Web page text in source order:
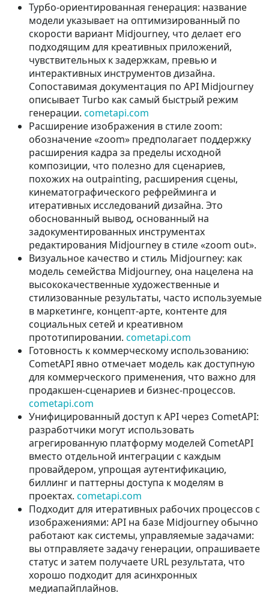
Турбо-ориентированная генерация: название
модели указывает на оптимизированный по
скорости вариант Midjourney, что делает его
подходящим для креативных приложений,
чувствительных к задержкам, превью и
интерактивных инструментов дизайна.
Сопоставимая документация по API Midjourney
описывает Turbo как самый быстрый режим
генерации. cometapi.com
Расширение изображения в стиле zoom:
обозначение «zoom» предполагает поддержку
расширения кадра за пределы исходной
композиции, что полезно для сценариев,
похожих на outpainting, расширения сцены,
кинематографического рефрейминга и
итеративных исследований дизайна. Это
обоснованный вывод, основанный на
задокументированных инструментах
редактирования Midjourney в стиле «zoom out».
Визуальное качество и стиль Midjourney: как
модель семейства Midjourney, она нацелена на
высококачественные художественные и
стилизованные результаты, часто используемые
в маркетинге, концепт-арте, контенте для
социальных сетей и креативном
прототипировании. cometapi.com
Готовность к коммерческому использованию:
CometAPI явно отмечает модель как доступную
для коммерческого применения, что важно для
продакшен-сценариев и бизнес-процессов.
cometapi.com
Унифицированный доступ к API через CometAPI:
разработчики могут использовать
агрегированную платформу моделей CometAPI
вместо отдельной интеграции с каждым
провайдером, упрощая аутентификацию,
биллинг и паттерны доступа к моделям в
проектах. cometapi.com
Подходит для итеративных рабочих процессов с
изображениями: API на базе Midjourney обычно
работают как системы, управляемые задачами:
вы отправляете задачу генерации, опрашиваете
статус и затем получаете URL результата, что
хорошо подходит для асинхронных
медиапайплайнов.